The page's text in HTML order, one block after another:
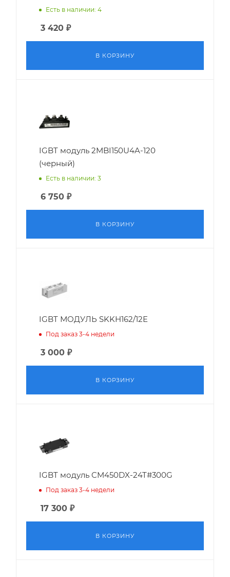
Есть в наличии: 4
3 420 ₽
В КОРЗИНУ
IGBT модуль 2MBI150U4A-120
(черный)
Есть в наличии: 3
6 750 ₽
В КОРЗИНУ
IGBT МОДУЛЬ SKKH162/12E
Под заказ 3-4 недели
3 000 ₽
В КОРЗИНУ
IGBT модуль CM450DX-24T#300G
Под заказ 3-4 недели
17 300 ₽
В КОРЗИНУ